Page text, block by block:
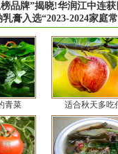
品牌”揭晓!华润江中连
膏入选“2023-2024家庭
青菜 适合秋天多吃